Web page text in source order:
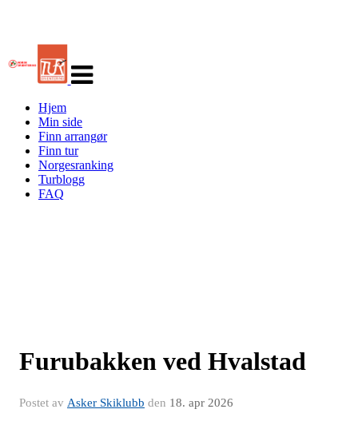
navigasjon
Hjem
Min side
Finn arrangør
Finn tur
Norgesranking
Turblogg
FAQ
Furubakken ved Hvalstad
Postet av Asker Skiklubb den 18. apr 2026